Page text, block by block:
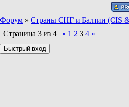
Форум » Страны СНГ и Балтии (CIS
Страница 3 из 4 « 1 2 3 4 »